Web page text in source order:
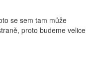
se sem tam může
proto budeme velice